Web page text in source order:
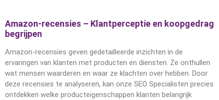
Amazon-recensies – Klantperceptie en koopgedrag
begrijpen
Amazon-recensies geven gedetailleerde inzichten in de
ervaringen van klanten met producten en diensten. Ze onthullen
wat mensen waarderen en waar ze klachten over hebben. Door
deze recensies te analyseren, kan onze SEO Specialisten precies
ontdekken welke producteigenschappen klanten belangrijk